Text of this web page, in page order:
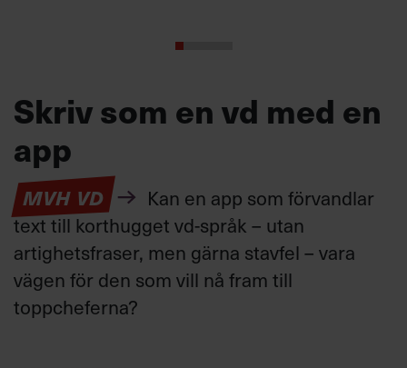
Skriv som en vd med en
app
MVH VD
Kan en app som förvandlar
text till korthugget vd-språk – utan
artighetsfraser, men gärna stavfel – vara
vägen för den som vill nå fram till
toppcheferna?